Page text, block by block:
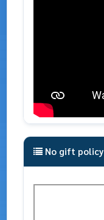
No gift policy